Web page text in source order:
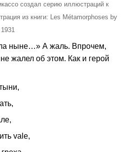
создал серию иллюстраций к
из книги: Les Métamorphoses by
ныне…» А жаль. Впрочем,
жалел об этом. Как и герой
vale,